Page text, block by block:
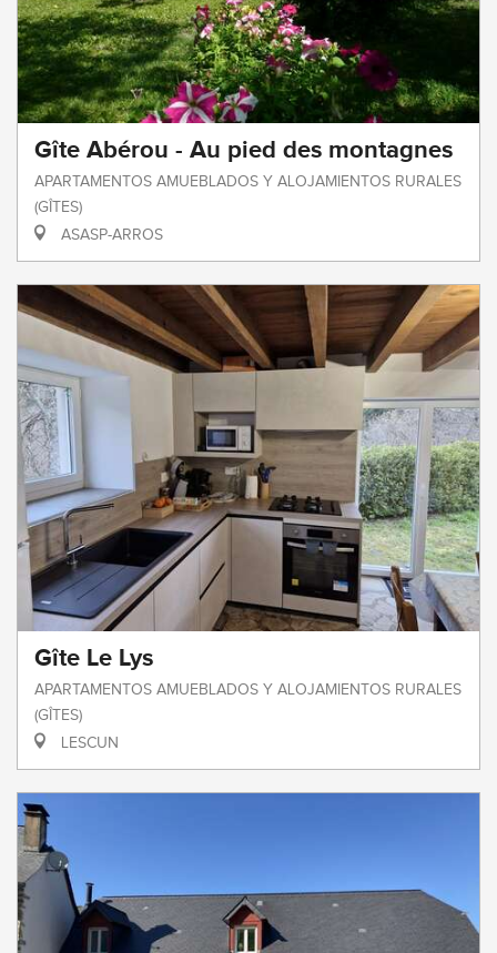
Gîte Abérou - Au pied des montagnes
APARTAMENTOS AMUEBLADOS Y ALOJAMIENTOS RURALES
(GÎTES)
ASASP-ARROS
Gîte Le Lys
APARTAMENTOS AMUEBLADOS Y ALOJAMIENTOS RURALES
(GÎTES)
LESCUN